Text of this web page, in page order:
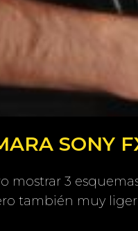
SONY
mostrar 3
también muy